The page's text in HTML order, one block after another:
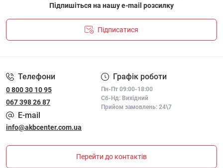
Підпишіться на нашу e-mail розсилку
Підписатися
Телефони
0 800 30 10 95
067 398 26 87
Графік роботи
Пн-Пт 09:00-18:00
Сб-Нд: Вихідний
Прийом замовлень: 24\7
E-mail
info@akbcenter.com.ua
Перейти до контактів